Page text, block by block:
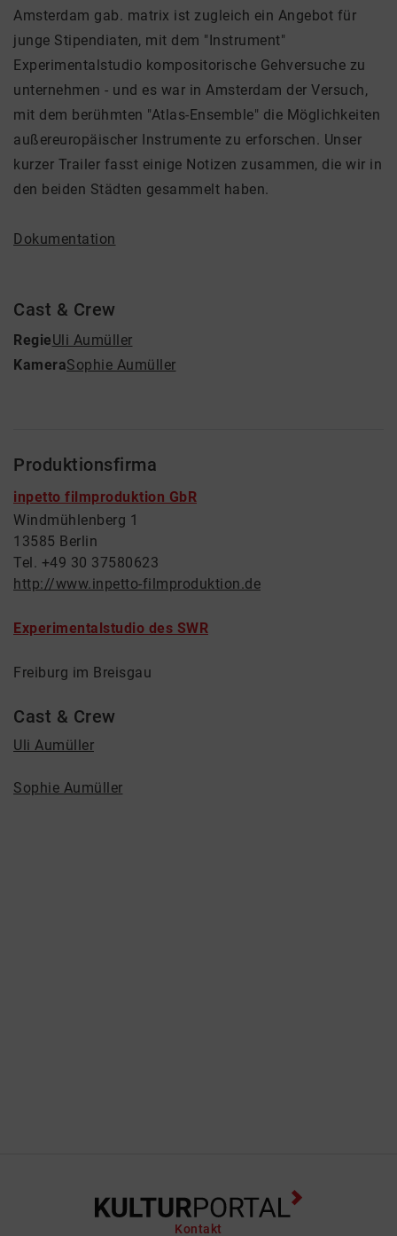
Amsterdam gab. matrix ist zugleich ein Angebot für
junge Stipendiaten, mit dem "Instrument"
Experimentalstudio kompositorische Gehversuche zu
unternehmen - und es war in Amsterdam der Versuch,
mit dem berühmten "Atlas-Ensemble" die Möglichkeiten
außereuropäischer Instrumente zu erforschen. Unser
kurzer Trailer fasst einige Notizen zusammen, die wir in
den beiden Städten gesammelt haben.
Dokumentation
Cast & Crew
RegieUli Aumüller
KameraSophie Aumüller
Produktionsfirma
inpetto filmproduktion GbR
Windmühlenberg 1
13585 Berlin
Tel. +49 30 37580623
http://www.inpetto-filmproduktion.de
Experimentalstudio des SWR
Freiburg im Breisgau
Cast & Crew
Uli Aumüller
Sophie Aumüller
Kontakt